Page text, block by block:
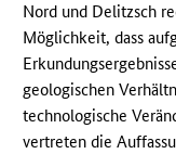
Nord und Delitzsch
Möglichkeit, dass
geologischen
technologische
vertreten die